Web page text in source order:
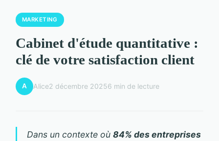
MARKETING
Cabinet d'étude quantitative :
clé de votre satisfaction client
A Alice2 décembre 20256 min de lecture
Dans un contexte où 84% des entreprises